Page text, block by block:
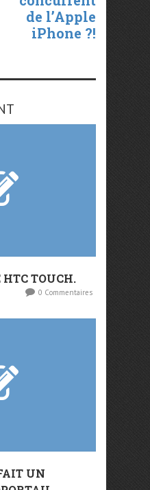
de l’Apple
iPhone ?!
HTC TOUCH.
0 Commentaires
UN